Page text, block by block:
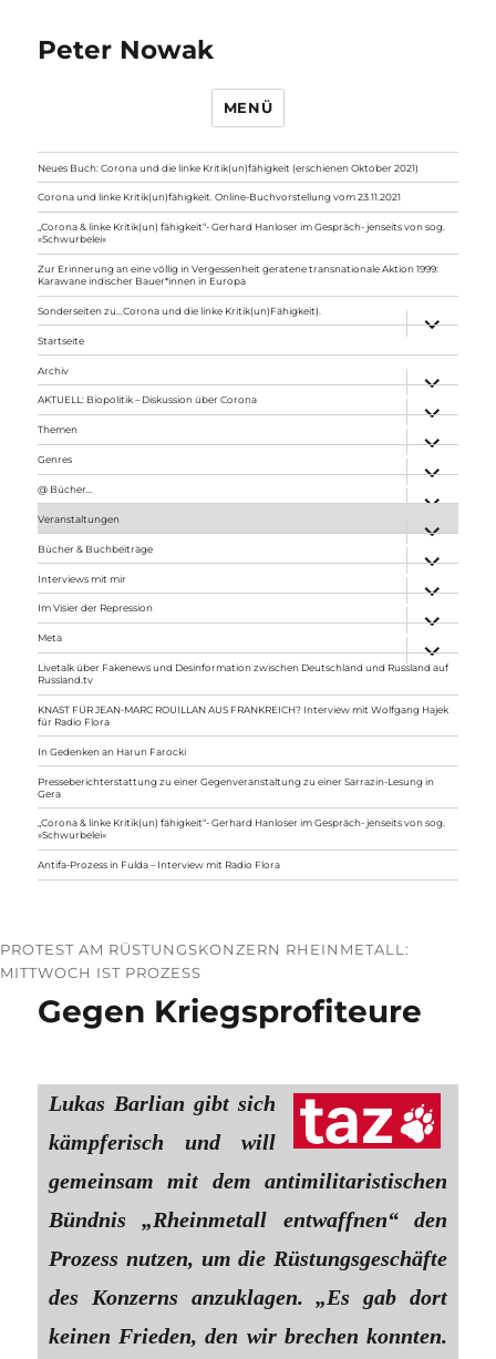
Peter Nowak
MENÜ
Neues Buch: Corona und die linke Kritik(un)fähigkeit (erschienen Oktober 2021)
Corona und linke Kritik(un)fähigkeit. Online-Buchvorstellung vom 23.11.2021
„Corona & linke Kritik(un) fähigkeit“- Gerhard Hanloser im Gespräch- jenseits von sog.
»Schwurbelei«
Zur Erinnerung an eine völlig in Vergessenheit geratene transnationale Aktion 1999:
Karawane indischer Bauer*innen in Europa
Sonderseiten zu…Corona und die linke Kritik(un)Fähigkeit).
anzeigen
Startseite
Archiv
anzeigen
AKTUELL: Biopolitik – Diskussion über Corona
anzeigen
Themen
anzeigen
Genres
anzeigen
@ Bücher…
Veranstaltungen
anzeigen
Bücher & Buchbeiträge
anzeigen
Interviews mit mir
anzeigen
Im Visier der Repression
anzeigen
Meta
anzeigen
Livetalk über Fakenews und Desinformation zwischen Deutschland und Russland auf
Russland.tv
KNAST FÜR JEAN-MARC ROUILLAN AUS FRANKREICH? Interview mit Wolfgang Hajek
für Radio Flora
In Gedenken an Harun Farocki
Presseberichterstattung zu einer Gegenveranstaltung zu einer Sarrazin-Lesung in
Gera
„Corona & linke Kritik(un) fähigkeit“- Gerhard Hanloser im Gespräch- jenseits von sog.
»Schwurbelei«
Antifa-Prozess in Fulda – Interview mit Radio Flora
PROTEST AM RÜSTUNGSKONZERN RHEINMETALL:
MITTWOCH IST PROZESS
Gegen Kriegsprofiteure
Lukas Barlian gibt sich
kämpferisch und will
gemeinsam mit dem antimilitaristischen
Bündnis „Rheinmetall entwaffnen“ den
Prozess nutzen, um die Rüstungsgeschäfte
des Konzerns anzuklagen. „Es gab dort
keinen Frieden, den wir brechen konnten.